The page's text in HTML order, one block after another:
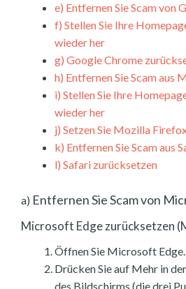
e) Entfernen Sie Scam von
f) Stellen Sie Ihre
wieder her
g) Google Chrome
h) Entfernen Sie Scam aus
i) Stellen Sie Ihre
wieder her
j) Setzen Sie Mozilla
k) Entfernen Sie Scam aus
l) Safari zurücksetzen
a) Entfernen Sie Scam von
Microsoft Edge zurücksetzen
Öffnen Sie Microsoft Edge.
Drücken Sie auf Mehr in
des Bildschirms (die drei